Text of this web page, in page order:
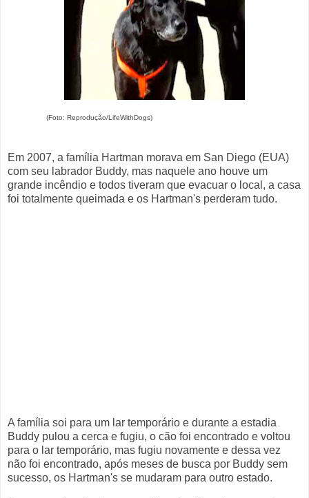
(Foto: Reprodução/LifeWithDogs)
Em 2007, a família Hartman morava em San Diego (EUA)
com seu labrador Buddy, mas naquele ano houve um
grande incêndio e todos tiveram que evacuar o local, a casa
foi totalmente queimada e os Hartman's perderam tudo.
A família soi para um lar temporário e durante a estadia
Buddy pulou a cerca e fugiu, o cão foi encontrado e voltou
para o lar temporário, mas fugiu novamente e dessa vez
não foi encontrado, após meses de busca por Buddy sem
sucesso, os Hartman's se mudaram para outro estado.